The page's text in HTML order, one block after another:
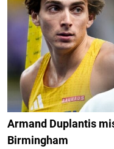
Armand Duplantis
Birmingham